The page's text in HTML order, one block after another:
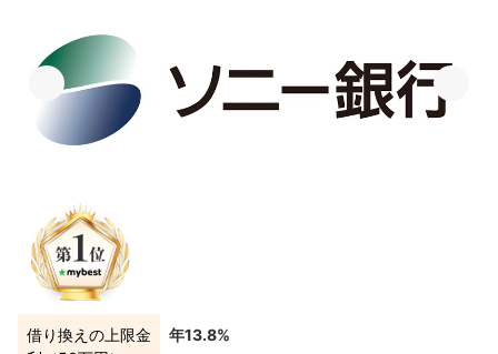
借り換えの上限金
年13.8%